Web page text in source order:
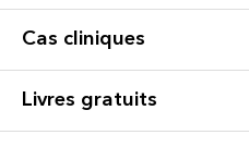
Cas cliniques
Livres gratuits